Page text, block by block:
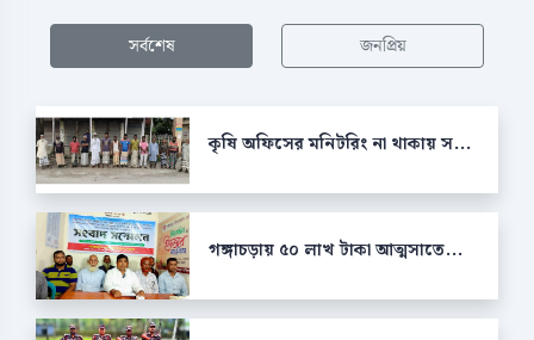
সর্বশেষ জনপ্রিয়
কৃষি অফিসের মনিটরিং না থাকায় স...
গঙ্গাচড়ায় ৫০ লাখ টাকা আত্মসাতে...